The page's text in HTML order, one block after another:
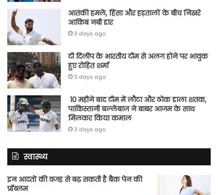
आतंकी हमले, हिंसा और हड़तालों के बीच निखरे
आकिब नबी डार
3 days ago
टी दिलीप के भारतीय टीम से अलग होने पर भावुक
हुए रोहित शर्मा
3 days ago
10 महीने बाद टीम में लौटा और ठोक डाला शतक,
पाकिस्तानी बल्लेबाज ने बाबर आजम के साथ
मिलकर किया कमाल
3 days ago
स्वास्थ्य
इन आदतों की वजह से बढ़ सकती है बैक पेन की
प्रॉब्लम